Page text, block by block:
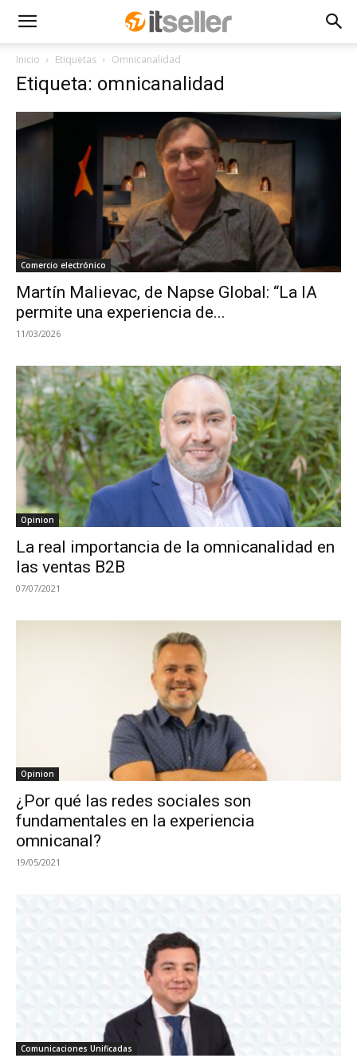
Inicio Etiquetas Omnicanalidad
Etiqueta: omnicanalidad
Comercio electrónico
Martín Malievac, de Napse Global: “La IA
permite una experiencia de...
11/03/2026
Opinion
La real importancia de la omnicanalidad en
las ventas B2B
07/07/2021
Opinion
¿Por qué las redes sociales son
fundamentales en la experiencia
omnicanal?
19/05/2021
Comunicaciones Unificadas